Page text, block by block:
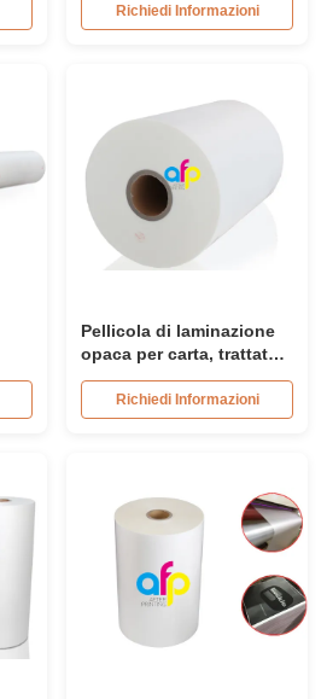
laminazione da 20 micron
500 mm * 3000 m
Richiedi Informazioni
Pellicola di laminazione
opaca per carta, trattata
corona su entrambi i lati,
dimensioni diverse
opzionali
Richiedi Informazioni